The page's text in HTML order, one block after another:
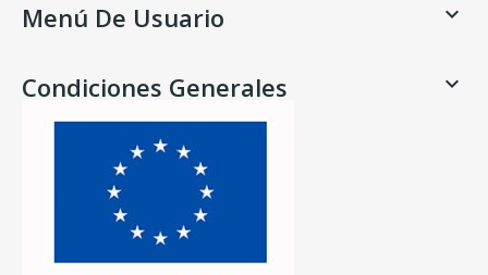
Menú De Usuario 
Condiciones Generales 